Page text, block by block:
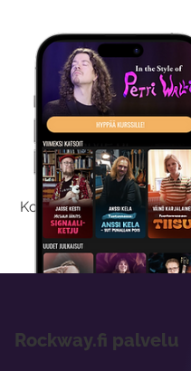
Kokeilemalla ilmaiseksi
Rockway.fi palvelu